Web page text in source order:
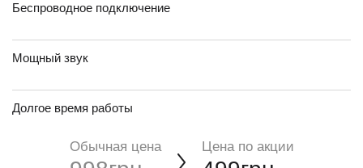
Беспроводное подключение
Мощный звук
Долгое время работы
Обычная цена Цена по акции